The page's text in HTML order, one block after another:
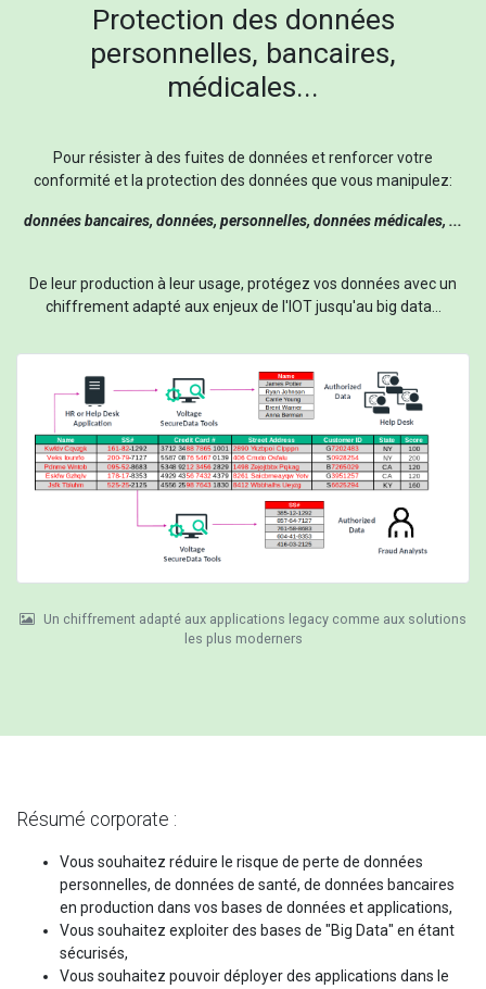
Protection des données
personnelles, bancaires,
médicales...
Pour résister à des fuites de données et renforcer votre
conformité et la protection des données que vous manipulez:
données bancaires, données, personnelles, données médicales, ...
De leur production à leur usage, protégez vos données avec un
chiffrement adapté aux enjeux de l'IOT jusqu'au big data...
Un chiffrement adapté aux applications legacy comme aux solutions
les plus moderners
Résumé corporate :
Vous souhaitez réduire le risque de perte de données
personnelles, de données de santé, de données bancaires
en production dans vos bases de données et applications,
Vous souhaitez exploiter des bases de "Big Data" en étant
sécurisés,
Vous souhaitez pouvoir déployer des applications dans le